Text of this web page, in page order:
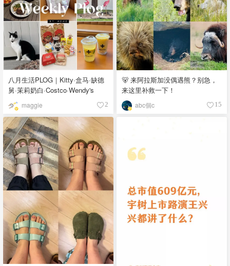
八月生活PLOG｜Kitty·盒马·缺德
舅·茉莉奶白·Costco·Wendy's
maggie 2
🐻 来阿拉斯加没偶遇熊？别急，
来这里补救一下！
abc個c 15